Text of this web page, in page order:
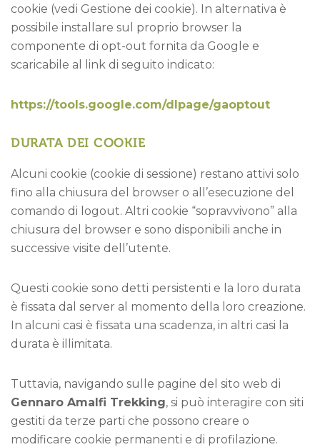
cookie (vedi Gestione dei cookie). In alternativa è
possibile installare sul proprio browser la
componente di opt-out fornita da Google e
scaricabile al link di seguito indicato:
https://tools.google.com/dlpage/gaoptout
DURATA DEI COOKIE
Alcuni cookie (cookie di sessione) restano attivi solo
fino alla chiusura del browser o all’esecuzione del
comando di logout. Altri cookie “sopravvivono” alla
chiusura del browser e sono disponibili anche in
successive visite dell’utente.
Questi cookie sono detti persistenti e la loro durata
è fissata dal server al momento della loro creazione.
In alcuni casi è fissata una scadenza, in altri casi la
durata è illimitata.
Tuttavia, navigando sulle pagine del sito web di
Gennaro Amalfi Trekking, si può interagire con siti
gestiti da terze parti che possono creare o
modificare cookie permanenti e di profilazione.